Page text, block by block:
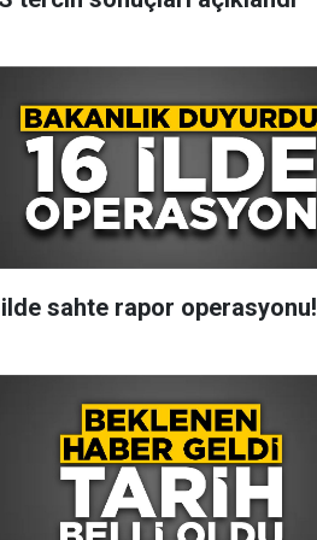
sahte rapor operasyonu!